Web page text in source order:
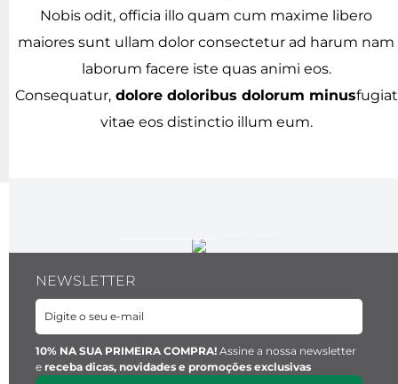
Nobis odit, officia illo quam cum maxime libero
maiores sunt ullam dolor consectetur ad harum nam
laborum facere iste quas animi eos.
Consequatur,dolore doloribus dolorum minusfugiat
vitae eos distinctio illum eum.
NEWSLETTER
10% NA SUA PRIMEIRA COMPRA! Assine a nossa newsletter
e receba dicas, novidades e promoções exclusivas